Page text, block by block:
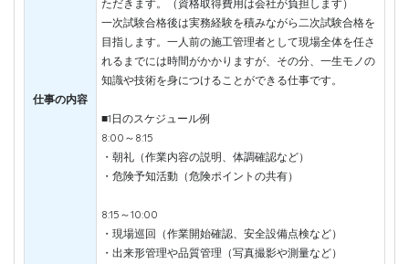
仕事の内容
ただきます。（資格取得費用は会社が負担します）
一次試験合格後は実務経験を積みながら二次試験合格を
目指します。一人前の施工管理者として現場全体を任さ
れるまでには時間がかかりますが、その分、一生モノの
知識や技術を身につけることができる仕事です。
■1日のスケジュール例
8:00～8:15
・朝礼（作業内容の説明、体調確認など）
・危険予知活動（危険ポイントの共有）
8:15～10:00
・現場巡回（作業開始確認、安全設備点検など）
・出来形管理や品質管理（写真撮影や測量など）